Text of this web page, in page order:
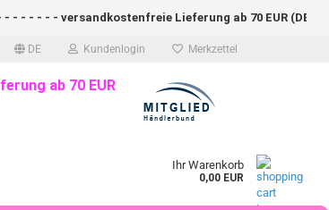
DE Kundenlogin Merkzettel
- - - - - versandkostenfreie Lieferung ab 70 EUR (DE)-
ab 70 EUR
Ihr Warenkorb
0,00 EUR